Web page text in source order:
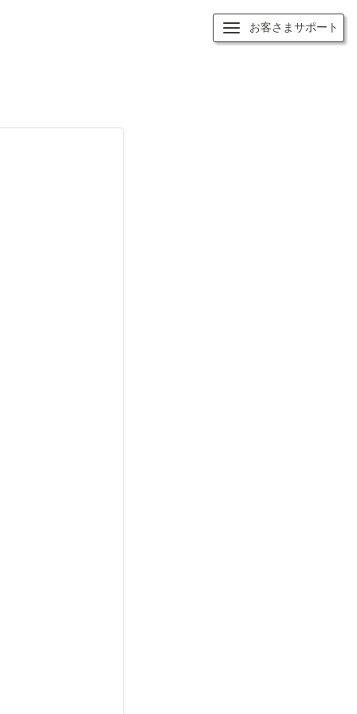
お客さまサポート